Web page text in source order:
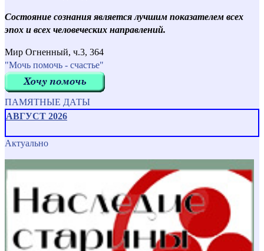
Состояние сознания является лучшим показателем всех
эпох и всех человеческих направлений.
Мир Огненный, ч.3, 364
"Мочь помочь - счастье"
ПАМЯТНЫЕ ДАТЫ
АВГУСТ 2026
Актуально